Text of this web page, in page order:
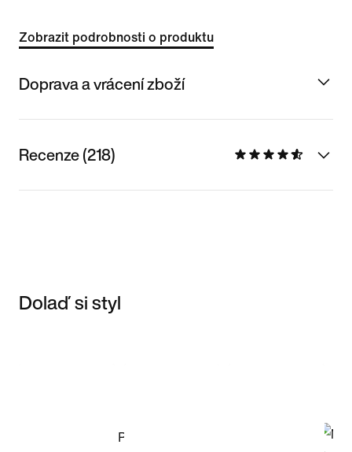
Zobrazit podrobnosti o produktu
Doprava a vrácení zboží
Recenze (218)
Dolaď si styl